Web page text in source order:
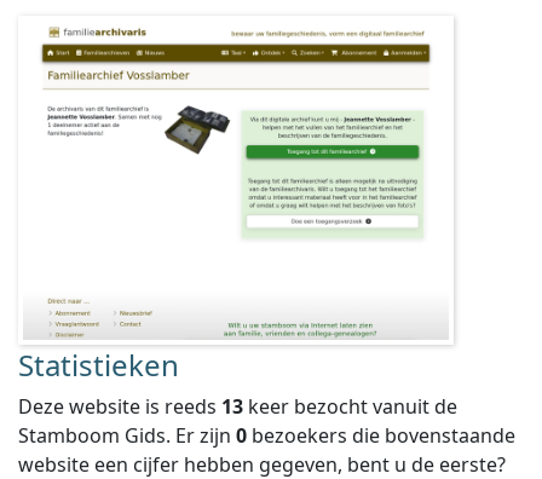
Statistieken
Deze website is reeds 13 keer bezocht vanuit de
Stamboom Gids. Er zijn 0 bezoekers die bovenstaande
website een cijfer hebben gegeven, bent u de eerste?